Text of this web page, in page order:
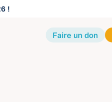
!
Faire un don